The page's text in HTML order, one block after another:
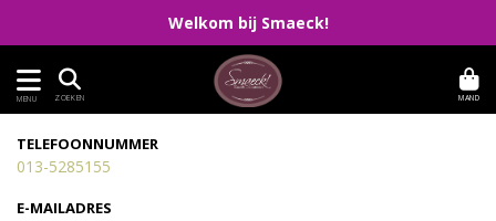
Welkom bij Smaeck!
MENU ZOEKEN MAND
TELEFOONNUMMER
013-5285155
E-MAILADRES